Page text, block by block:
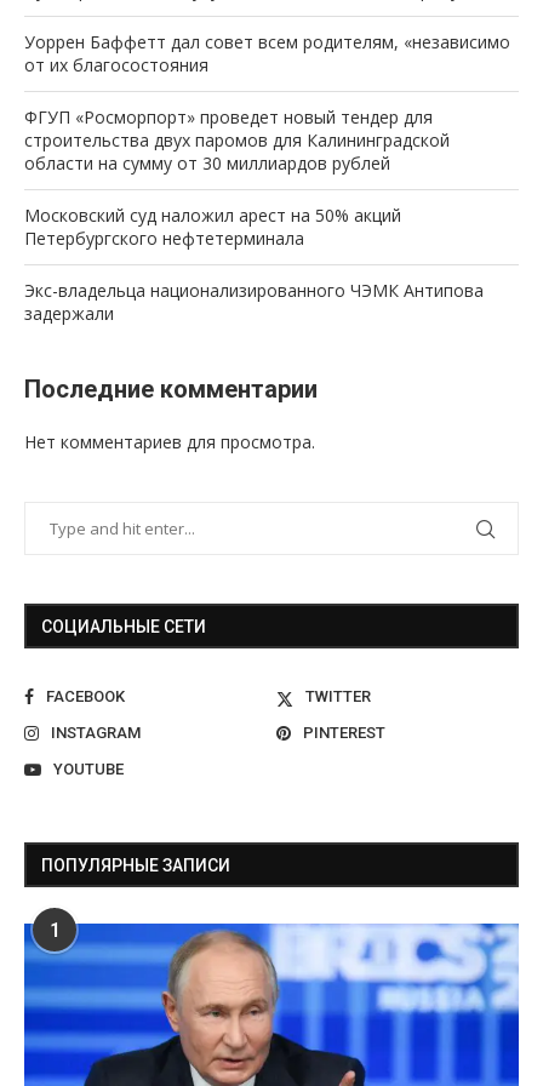
Уоррен Баффетт дал совет всем родителям, «независимо
от их благосостояния
ФГУП «Росморпорт» проведет новый тендер для
строительства двух паромов для Калининградской
области на сумму от 30 миллиардов рублей
Московский суд наложил арест на 50% акций
Петербургского нефтетерминала
Экс-владельца национализированного ЧЭМК Антипова
задержали
Последние комментарии
Нет комментариев для просмотра.
СОЦИАЛЬНЫЕ СЕТИ
FACEBOOK
TWITTER
INSTAGRAM
PINTEREST
YOUTUBE
ПОПУЛЯРНЫЕ ЗАПИСИ
1